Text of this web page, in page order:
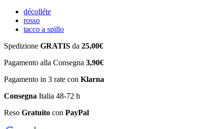
décolléte
rosso
tacco a spillo
Spedizione GRATIS da 25,00€
Pagamento alla Consegna 3,90€
Pagamento in 3 rate con Klarna
Consegna Italia 48-72 h
Reso Gratuito con PayPal